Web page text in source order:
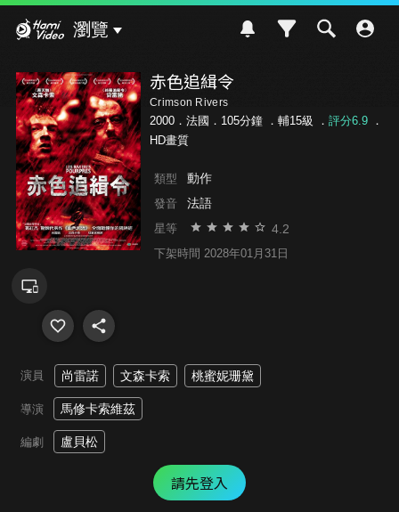
瀏覽
赤色追緝令
Crimson Rivers
2000．法國．105分鐘 ． 輔15級 ． 評分6.9．
HD畫質
類型 動作
發音 法語
星等 4.2
下架時間 2028年01月31日
演員 尚雷諾 文森卡索 桃蜜妮珊黛
導演 馬修卡索維茲
編劇 盧貝松
請先登入